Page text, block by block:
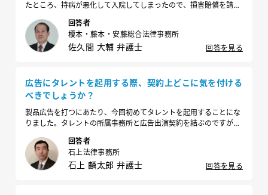
たところ、持病が悪化して入院してしまったので、損害賠償を請求
が、会社に隠していたとのことです。会社として知らなかった場合
であっても、損害賠償金を支払わなければいけないのでしょうか。
回答者
榎本・藤本・安藤総合法律事務所
佐久間 大輔 弁護士 回答を見る
広告にタレントを起用する際、契約上どこに気を付ける
べきでしょうか？
製品広告を打つにあたり、今回初めてタレントを起用することにな
りました。タレントの所属事務所と広告出演契約を結ぶのですが、
回答者
石上法律事務所
石上 麟太郎 弁護士 回答を見る